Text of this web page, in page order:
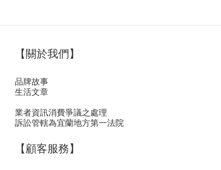
【關於我們】
品牌故事
生活文章
業者資訊消費爭議之處理
訴訟管轄為宜蘭地方第一法院
【顧客服務】